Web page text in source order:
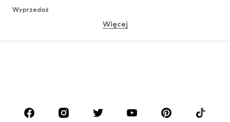
Wyprzedaż
MARKI
Więcej